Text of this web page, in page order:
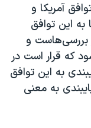
آمریکا و
به این توافق
بررسی‌هاست و
که قرار است در
به این توافق
به معنی